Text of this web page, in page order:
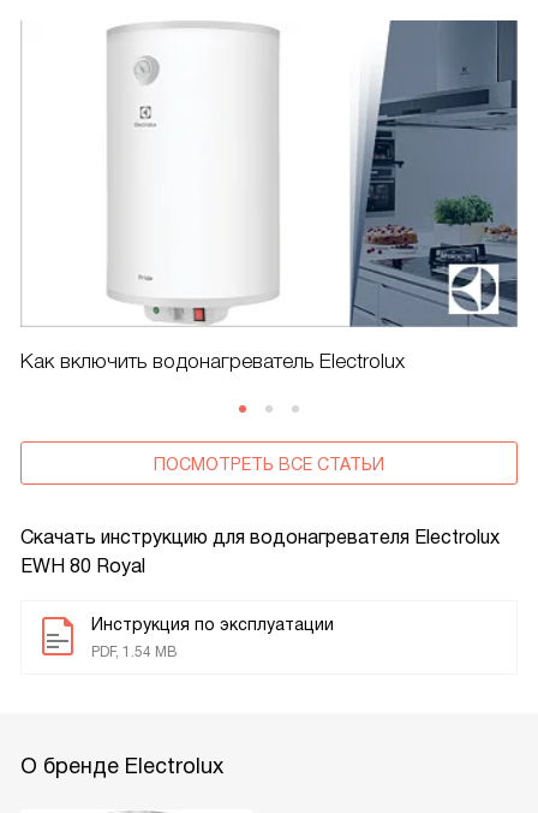
Скачать инструкцию для водонагревателя Electrolux
EWH 80 Royal
Инструкция по эксплуатации
PDF, 1.54 MB
Как включить водонагреватель Electrolux
ПОСМОТРЕТЬ ВСЕ СТАТЬИ
О бренде Electrolux